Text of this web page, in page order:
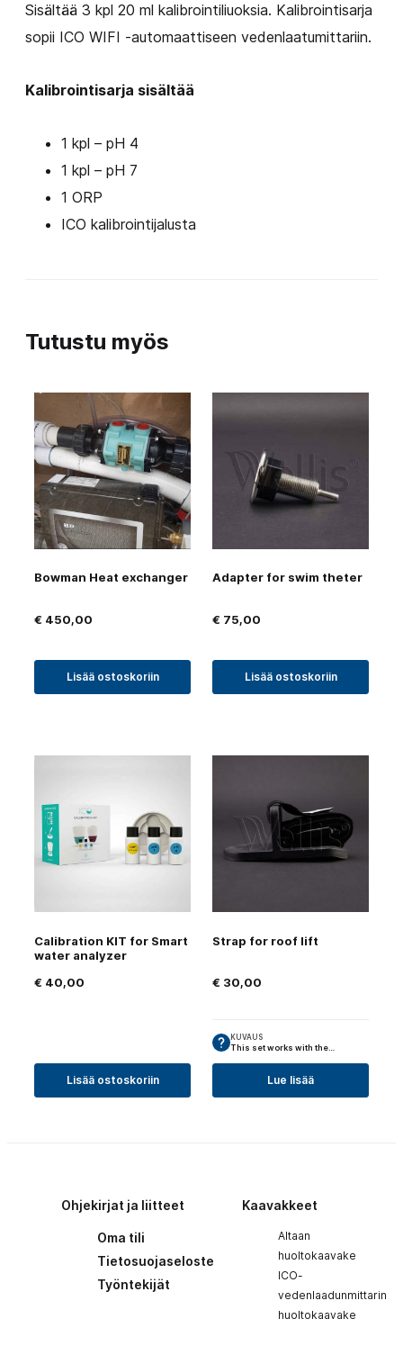
Sisältää 3 kpl 20 ml kalibrointiliuoksia. Kalibrointisarja
sopii ICO WIFI -automaattiseen vedenlaatumittariin.
Kalibrointisarja sisältää
1 kpl – pH 4
1 kpl – pH 7
1 ORP
ICO kalibrointijalusta
Tutustu myös
Bowman Heat exchanger
€ 450,00
Lisää ostoskoriin
Adapter for swim theter
€ 75,00
Lisää ostoskoriin
Calibration KIT for Smart
water analyzer
€ 40,00
Lisää ostoskoriin
Strap for roof lift
€ 30,00
KUVAUS
This set works with the…
Lue lisää
Ohjekirjat ja liitteet
Oma tili
Tietosuojaseloste
Työntekijät
Kaavakkeet
Altaan
huoltokaavake
ICO-
vedenlaadunmittarin
huoltokaavake